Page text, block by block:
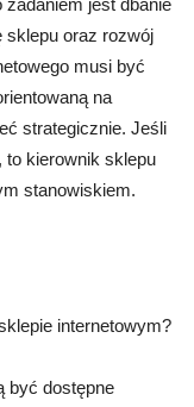
jest dbanie
sklepu oraz rozwój
musi być
na
strategicznie. Jeśli
kierownik sklepu
stanowiskiem.
internetowym?
być dostępne